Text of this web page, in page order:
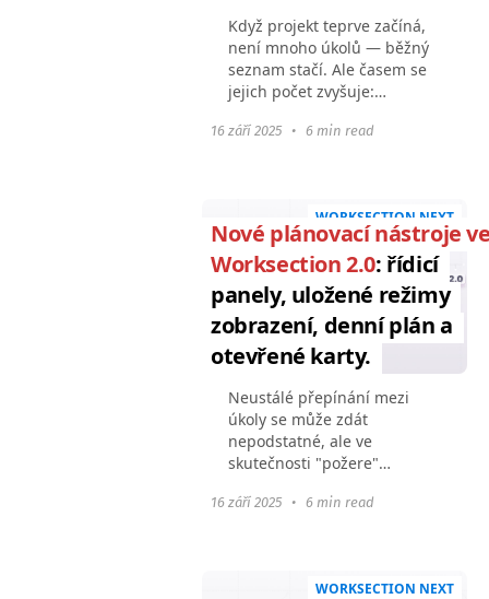
Když projekt teprve začíná,
není mnoho úkolů — běžný
seznam stačí. Ale časem se
jejich počet zvyšuje:
objevují se závislosti, mění
16 září 2025 • 6 min read
WORKSECTION NEXT
Nové plánovací nástroje
Worksection 2.0: řídicí
panely, uložené režimy
zobrazení, denní plán a
otevřené karty.
Neustálé přepínání mezi
úkoly se může zdát
nepodstatné, ale ve
skutečnosti "požere"
času, aniž si toho člověk
16 září 2025 • 6 min read
WORKSECTION NEXT